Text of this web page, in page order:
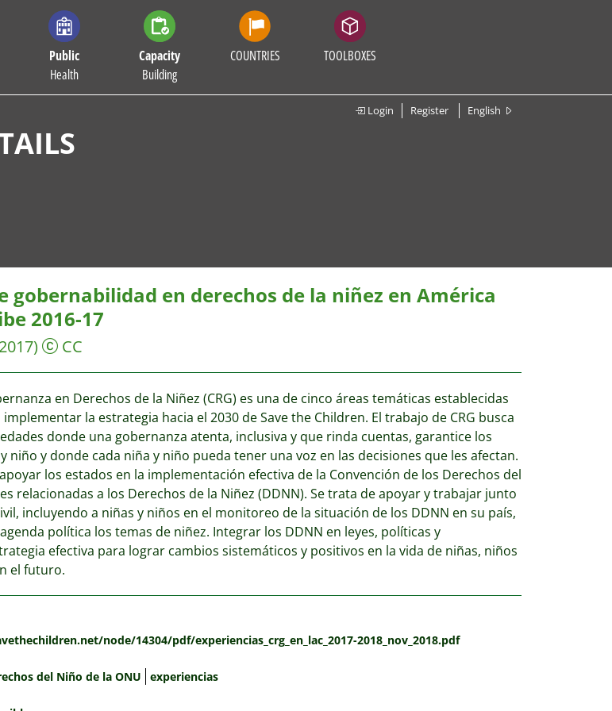
Public
Health
Capacity
Building
COUNTRIES TOOLBOXES
Login Register English
gobernabilidad en derechos de la niñez en América
2016-17
CC
en Derechos de la Niñez (CRG) es una de cinco áreas temáticas establecidas
la estrategia hacia el 2030 de Save the Children. El trabajo de CRG busca
donde una gobernanza atenta, inclusiva y que rinda cuentas, garantice los
niño y donde cada niña y niño pueda tener una voz en las decisiones que les afectan.
los estados en la implementación efectiva de la Convención de los Derechos del
relacionadas a los Derechos de la Niñez (DDNN). Se trata de apoyar y trabajar junto
incluyendo a niñas y niños en el monitoreo de la situación de los DDNN en su país,
política los temas de niñez. Integrar los DDNN en leyes, políticas y
efectiva para lograr cambios sistemáticos y positivos en la vida de niñas, niños
el futuro.
node/14304/pdf/experiencias_crg_en_lac_2017-2018_nov_2018.pdf
del Niño de la ONU
experiencias